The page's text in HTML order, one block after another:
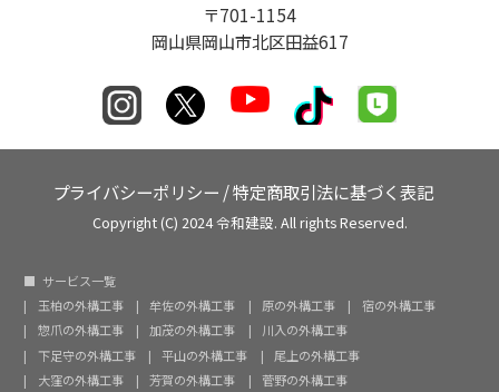
〒701-1154
岡山県岡山市北区田益617
プライバシーポリシー /特定商取引法に基づく表記
Copyright (C) 2024 令和建設. All rights Reserved.
サービス一覧
玉柏の外構工事
牟佐の外構工事 原の外構工事
宿の外構工事
惣爪の外構工事
加茂の外構工事
川入の外構工事
下足守の外構工事
平山の外構工事
尾上の外構工事
大窪の外構工事
芳賀の外構工事 菅野の外構工事